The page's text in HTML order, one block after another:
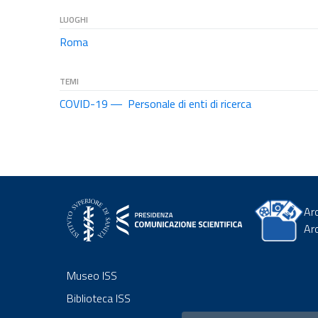
LUOGHI
Roma
TEMI
COVID-19 Personale di enti di ricerca
Museo ISS
Biblioteca ISS